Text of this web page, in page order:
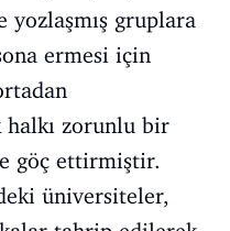
yozlaşmış gruplara
ermesi için
halkı zorunlu bir
göç ettirmiştir.
üniversiteler,